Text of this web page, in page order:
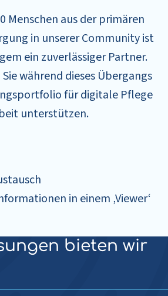
Menschen aus der primären
in unserer Community ist
ein zuverlässiger Partner.
während dieses Übergangs
für digitale Pflege
unterstützen.
in einem ‚Viewer‘
bieten wir